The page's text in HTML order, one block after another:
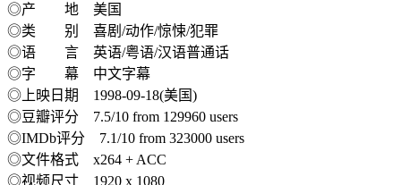
◎产 地 美国
◎类 别 喜剧/动作/惊悚/犯罪
◎语 言 英语/粤语/汉语普通话
◎字 幕 中文字幕
◎上映日期 1998-09-18(美国)
◎豆瓣评分 7.5/10 from 129960 users
◎IMDb评分 7.1/10 from 323000 users
◎文件格式 x264 + ACC
◎视频尺寸 1920 x 1080